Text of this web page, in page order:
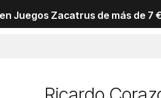
Juegos Zacatrus de más de 7 €